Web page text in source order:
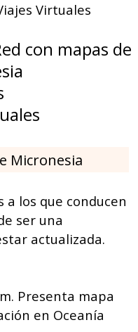
con mapas de
Micronesia
los que conducen
ser una
actualizada.
Presenta mapa
en Oceanía